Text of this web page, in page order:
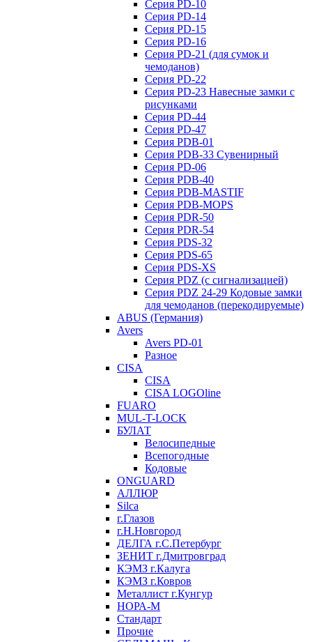
Серия PD-10
Серия PD-14
Серия PD-15
Серия PD-16
Серия PD-21 (для сумок и
чемоданов)
Серия PD-22
Серия PD-23 Навесные замки с
рисунками
Серия PD-44
Серия PD-47
Серия PDB-01
Серия PDB-33 Сувенирный
Серия PD-06
Серия PDB-40
Серия PDB-MASTIF
Серия PDB-MOPS
Серия PDR-50
Серия PDR-54
Серия PDS-32
Серия PDS-65
Серия PDS-XS
Серия PDZ (с сигнализацией)
Серия PDZ 24-29 Кодовые замки
для чемоданов (перекодируемые)
ABUS (Германия)
Avers
Avers PD-01
Разное
CISA
CISA
CISA LOGOline
FUARO
MUL-T-LOCK
БУЛАТ
Велосипедные
Всепогодные
Кодовые
ONGUARD
АЛЛЮР
Silca
г.Глазов
г.Н.Новгород
ДЕЛГА г.С.Петербург
ЗЕНИТ г.Дмитровград
КЭМЗ г.Калуга
КЭМЗ г.Ковров
Металлист г.Кунгур
НОРА-М
Стандарт
Прочие